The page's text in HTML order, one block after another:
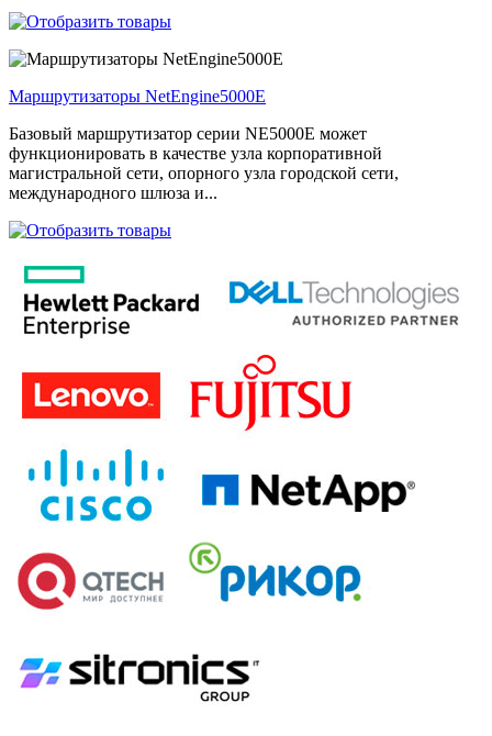
Маршрутизаторы NetEngine5000E
Базовый маршрутизатор серии NE5000E может
функционировать в качестве узла корпоративной
магистральной сети, опорного узла городской сети,
международного шлюза и...